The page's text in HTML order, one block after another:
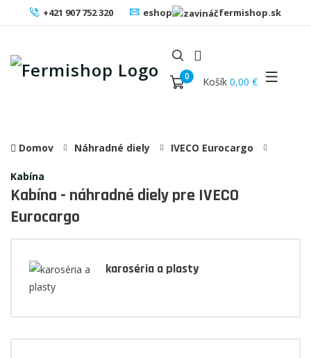
+421 907 752 320 eshop fermishop.sk
0 Košík 0,00 €
Domov Náhradné diely IVECO Eurocargo
Kabína
Kabína - náhradné diely pre IVECO
Eurocargo
karoséria a plasty